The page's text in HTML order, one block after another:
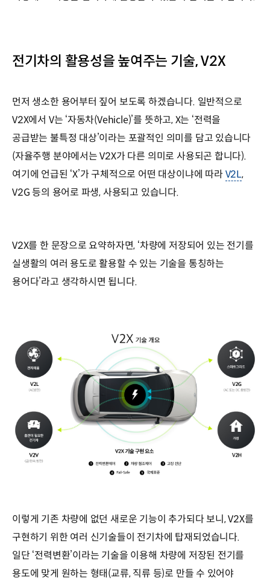
전기차의 활용성을 높여주는 기술, V2X
먼저 생소한 용어부터 짚어 보도록 하겠습니다. 일반적으로
V2X에서 V는 ‘자동차(Vehicle)’를 뜻하고, X는 ‘전력을
공급받는 불특정 대상’이라는 포괄적인 의미를 담고 있습니다
(자율주행 분야에서는 V2X가 다른 의미로 사용되곤 합니다).
여기에 언급된 ‘X’가 구체적으로 어떤 대상이냐에 따라V2L,
V2G 등의 용어로 파생, 사용되고 있습니다.
V2X를 한 문장으로 요약하자면, ‘차량에 저장되어 있는 전기를
실생활의 여러 용도로 활용할 수 있는 기술을 통칭하는
용어다’라고 생각하시면 됩니다.
이렇게 기존 차량에 없던 새로운 기능이 추가되다 보니, V2X를
구현하기 위한 여러 신기술들이 전기차에 탑재되었습니다.
일단 ‘전력변환’이라는 기술을 이용해 차량에 저장된 전기를
용도에 맞게 원하는 형태(교류, 직류 등)로 만들 수 있어야